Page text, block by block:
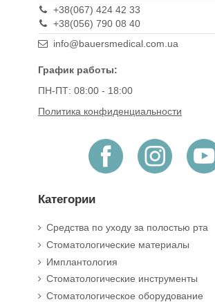
+38(067) 424 42 33
+38(056) 790 08 40
info@bauersmedical.com.ua
График работы:
ПН-ПТ: 08:00 - 18:00
Политика конфиденциальности
Категории
Средства по уходу за полостью рта
Стоматологические материалы
Имплантология
Стоматологические инструменты
Стоматологическое оборудование